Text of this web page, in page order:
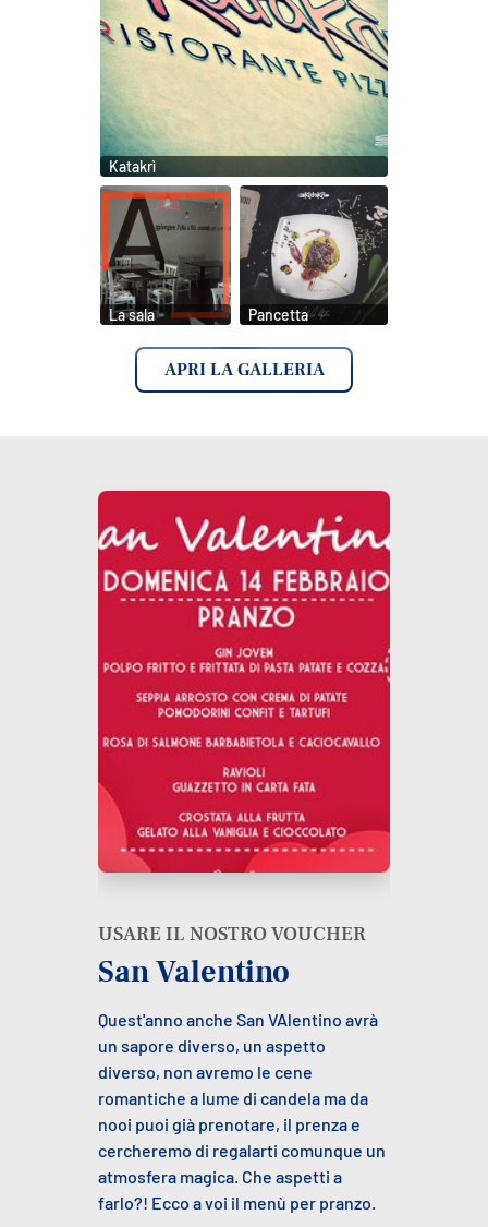
Katakrì
La sala Pancetta
APRI LA GALLERIA
USARE IL NOSTRO VOUCHER
San Valentino
Quest'anno anche San VAlentino avrà
un sapore diverso, un aspetto
diverso, non avremo le cene
romantiche a lume di candela ma da
nooi puoi già prenotare, il prenza e
cercheremo di regalarti comunque un
atmosfera magica. Che aspetti a
farlo?! Ecco a voi il menù per pranzo.